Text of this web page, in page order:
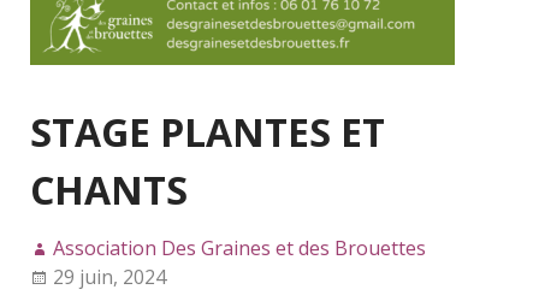
STAGE PLANTES ET
CHANTS
Association Des Graines et des Brouettes
29 juin, 2024